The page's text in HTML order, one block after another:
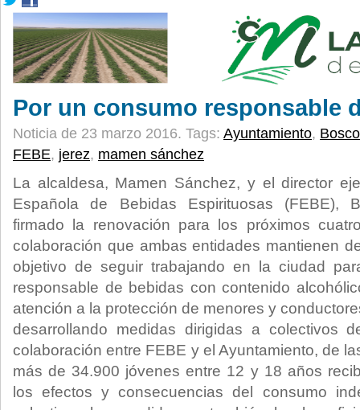
Por un consumo responsable
Noticia de 23 marzo 2016. Tags: Ayuntamiento,
FEBE, jerez, mamen sánchez
La alcaldesa, Mamen Sánchez, y el director
Española de Bebidas Espirituosas (FEBE),
firmado la renovación para los próximos
colaboración que ambas entidades mantienen
objetivo de seguir trabajando en la ciudad
responsable de bebidas con contenido
atención a la protección de menores y
desarrollando medidas dirigidas a colectivos
colaboración entre FEBE y el Ayuntamiento, de
más de 34.900 jóvenes entre 12 y 18 años
los efectos y consecuencias del consumo